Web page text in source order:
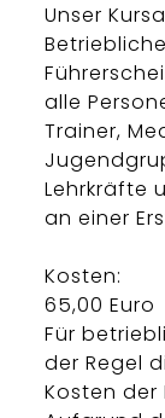
Unser
alle
Trainer,
Lehrkräfte
an einer
Kosten:
65,00 Euro
Für
der Regel
Kosten